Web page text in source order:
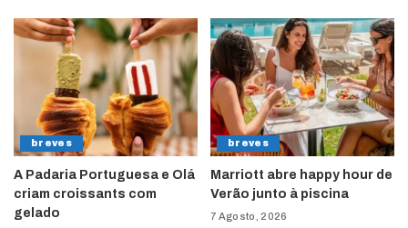
breves
A Padaria Portuguesa e Olá
criam croissants com
gelado
breves
Marriott abre happy hour de
Verão junto à piscina
7 Agosto, 2026